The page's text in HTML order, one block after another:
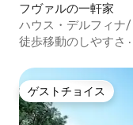
フヴァルの一軒家
ハウス・デルフィナ
徒歩移動のしやすさ ·
ゲストチョイス
ゲストチョイス